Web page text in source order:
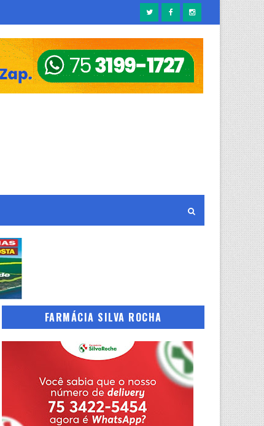
FARMÁCIA SILVA ROCHA